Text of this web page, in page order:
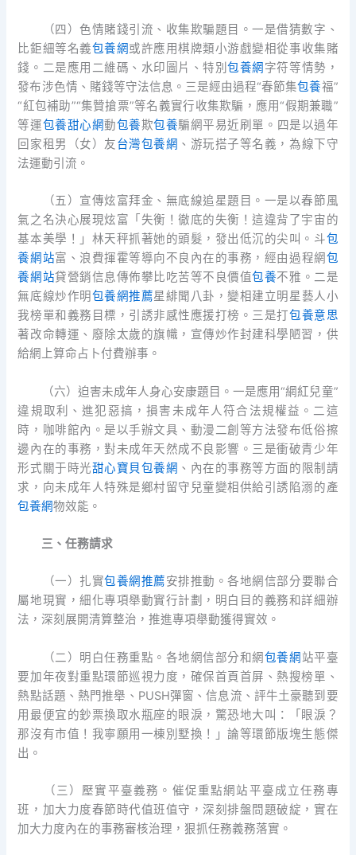
（四）色情賭錢引流、收集欺騙題目。一是借猜數字、
比鉅細等名義包養網或許應用棋牌類小游戲變相從事收集賭
錢。二是應用二維碼、水印圖片、特別包養網 字符等情勢，
發布涉色情、賭錢等守法信息。三是經由過程“春節集包養福”
“紅包補助”“集贊搶票”等名義實行收集欺騙，應用“假期兼職”
等運包養甜心網動包養欺包養騙網平易近刷單。四是以過年
回家租男（女）友台灣包養網 、游玩搭子等名義，為線下守
法運動引流。
（五）宣傳炫富拜金、無底線追星題目。一是以春節風
氣之名決心展現炫富「失衡！徹底的失衡！這違背了宇宙的
基本美學！」林天秤抓著她的頭髮，發出低沉的尖叫。斗包
養網站富、浪費揮霍等導向不良內在的事務，經由過程網包
養網站貸營銷信息傳佈攀比吃苦等不良價值包養不雅。二是
無底線炒作明包養網推薦星緋聞八卦，變相建立明星藝人小
我榜單和義務目標，引誘非感性應援打榜。三是打包養意思
著改命轉運、廢除太歲的旗幟，宣傳炒作封建科學陋習，供
給網上算命占卜付費辦事。
（六）迫害未成年人身心安康題目。一是應用“網紅兒童”
違規取利、進犯惡搞，損害未成年人符合法規權益。二這
時，咖啡館內。是以手辦文具、動漫二創等方法發布低俗擦
邊內在的事務，對未成年天然成不良影響。三是衝破青少年
形式關于時光甜心寶貝包養網 、內在的事務等方面的限制請
求，向未成年人特殊是鄉村留守兒童變相供給引誘陷溺的產
包養網物效能。
三、任務請求
（一）扎實包養網推薦安排推動。各地網信部分要聯合
屬地現實，細化專項舉動實行計劃，明白目的義務和詳細辦
法，深刻展開清算整治，推進專項舉動獲得實效。
（二）明白任務重點。各地網信部分和網包養網站平臺
要加年夜對重點環節巡視力度，確保首頁首屏、熱搜榜單、
熱點話題、熱門推舉、PUSH彈窗、信息流、評牛土豪聽到要
用最便宜的鈔票換取水瓶座的眼淚，驚恐地大叫：「眼淚？
那沒有市值！我寧願用一棟別墅換！」論等環節版塊生態傑
出。
（三）壓實平臺義務。催促重點網站平臺成立任務專
班，加大力度春節時代值班值守，深刻排盤問題破綻，實在
加大力度內在的事務審核治理，狠抓任務義務落實。